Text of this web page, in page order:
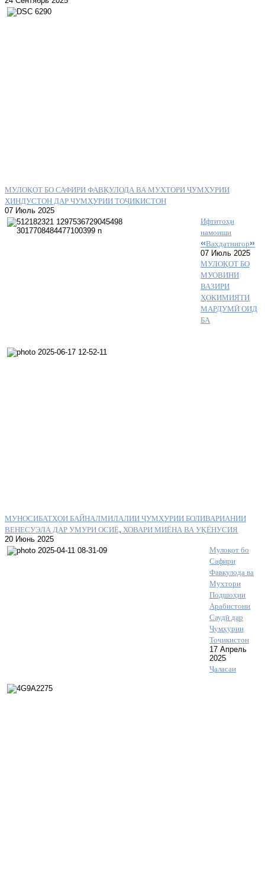
МУЛОҚОТ БО САФИРИ ФАВҚУЛОДА ВА МУХТОРИ ҶУМҲУРИИ
ҲИНДУСТОН ДАР ЧУМҲУРИИ ТОҶИКИСТОН
07 Июль 2025
Ифтитоҳи
намоиши
«Ваҳдатнигор»
07 Июль 2025
МУЛОҚОТ БО
МУОВИНИ
ВАЗИРИ
ҲОКИМИЯТИ
МАРДУМӢ ОИД
БА
МУНОСИБАТҲОИ БАЙНАЛМИЛАЛИИ ҶУМҲУРИИ БОЛИВАРИАНИИ
ВЕНЕСУЭЛА ДАР УМУРИ ОСИЁ, ХОВАРИ МИЁНА ВА УҚЁНУСИЯ
20 Июнь 2025
Мулоқот бо
Сафири
Фавқулода ва
Мухтори
Подшоҳии
Арабистони
Саудӣ дар
Ҷумҳурии
Тоҷикистон
17 Апрель
2025
Ҷаласаи